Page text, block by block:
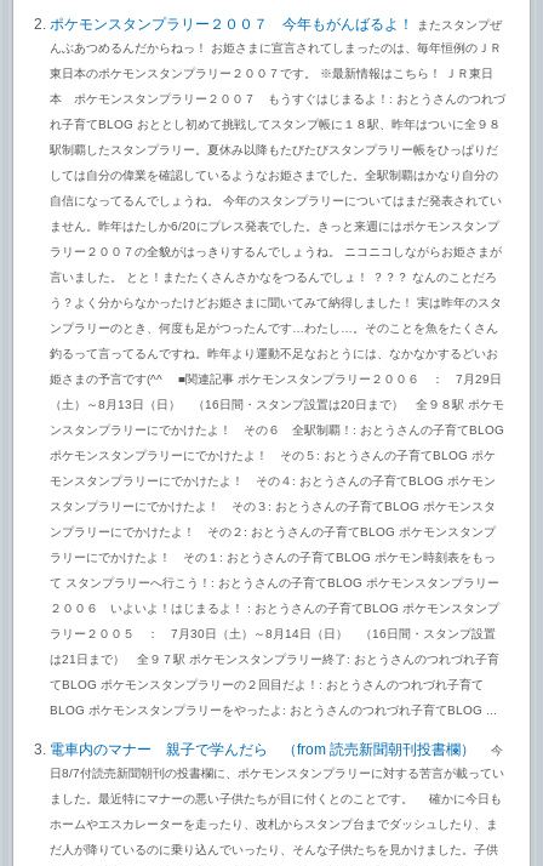
ポケモンスタンプラリー２００７ 今年もがんばるよ！ またスタンプぜ
んぶあつめるんだからねっ！ お姫さまに宣言されてしまったのは、毎年恒例のＪＲ
東日本のポケモンスタンプラリー２００７です。 ※最新情報はこちら！ ＪＲ東日
本 ポケモンスタンプラリー２００７ もうすぐはじまるよ！: おとうさんのつれづ
れ子育てBLOG おととし初めて挑戦してスタンプ帳に１８駅、昨年はついに全９８
駅制覇したスタンプラリー。夏休み以降もたびたびスタンプラリー帳をひっぱりだ
しては自分の偉業を確認しているようなお姫さまでした。全駅制覇はかなり自分の
自信になってるんでしょうね。 今年のスタンプラリーについてはまだ発表されてい
ません。昨年はたしか6/20にプレス発表でした。きっと来週にはポケモンスタンプ
ラリー２００７の全貌がはっきりするんでしょうね。 ニコニコしながらお姫さまが
言いました。 とと！またたくさんさかなをつるんでしょ！ ？？？ なんのことだろ
う？よく分からなかったけどお姫さまに聞いてみて納得しました！ 実は昨年のスタ
ンプラリーのとき、何度も足がつったんです…わたし…。そのことを魚をたくさん
釣るって言ってるんですね。昨年より運動不足なおとうには、なかなかするどいお
姫さまの予言です(^^ゞ ■関連記事 ポケモンスタンプラリー２００６ ： 7月29日
（土）～8月13日（日） （16日間・スタンプ設置は20日まで） 全９８駅 ポケモ
ンスタンプラリーにでかけたよ！ その６ 全駅制覇！: おとうさんの子育てBLOG
ポケモンスタンプラリーにでかけたよ！ その５: おとうさんの子育てBLOG ポケ
モンスタンプラリーにでかけたよ！ その４: おとうさんの子育てBLOG ポケモン
スタンプラリーにでかけたよ！ その３: おとうさんの子育てBLOG ポケモンスタ
ンプラリーにでかけたよ！ その２: おとうさんの子育てBLOG ポケモンスタンプ
ラリーにでかけたよ！ その１: おとうさんの子育てBLOG ポケモン時刻表をもっ
て スタンプラリーへ行こう！: おとうさんの子育てBLOG ポケモンスタンプラリー
２００６ いよいよ！はじまるよ！ : おとうさんの子育てBLOG ポケモンスタンプ
ラリー２００５ ： 7月30日（土）～8月14日（日） （16日間・スタンプ設置
は21日まで） 全９７駅 ポケモンスタンプラリー終了: おとうさんのつれづれ子育
てBLOG ポケモンスタンプラリーの２回目だよ！: おとうさんのつれづれ子育て
BLOG ポケモンスタンプラリーをやったよ: おとうさんのつれづれ子育てBLOG ...
電車内のマナー 親子で学んだら （from 読売新聞朝刊投書欄） 今
日8/7付読売新聞朝刊の投書欄に、ポケモンスタンプラリーに対する苦言が載ってい
ました。最近特にマナーの悪い子供たちが目に付くとのことです。 確かに今日も
ホームやエスカレーターを走ったり、改札からスタンプ台までダッシュしたり、ま
だ人が降りているのに乗り込んでいったり、そんな子供たちを見かけました。子供